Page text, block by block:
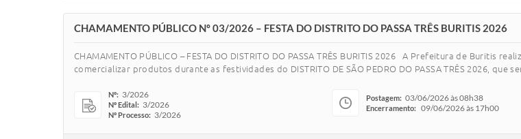
CHAMAMENTO PÚBLICO Nº 03/2026 – FESTA DO DISTRITO DO PASSA TRÊS BURITIS 2026
CHAMAMENTO PÚBLICO – FESTA DO DISTRITO DO PASSA TRÊS BURITIS 2026 A Prefeitura de
comercializar produtos durante as festividades do DISTRITO DE SÃO PEDRO DO PASSA TRÊS 2026, que
Nº: 3/2026
Nº Edital: 3/2026
Nº Processo: 3/2026
Postagem: 03/06/2026 às 08h38
Encerramento: 09/06/2026 às 17h00